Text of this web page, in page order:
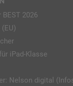
2026
iPad-Klasse
Nelson digital